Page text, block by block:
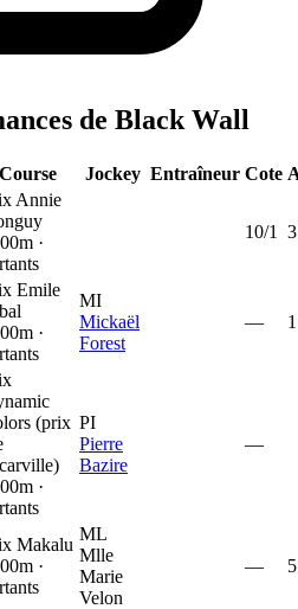
de Black Wall
Course Jockey Entraîneur Cote
Annie
·
10/1 3
Emile
·
MI
Mickaël
Forest
— 1
(prix
·
PI
Pierre
Bazire
—
Makalu
·
ML
Mlle
Marie
Velon
— 5